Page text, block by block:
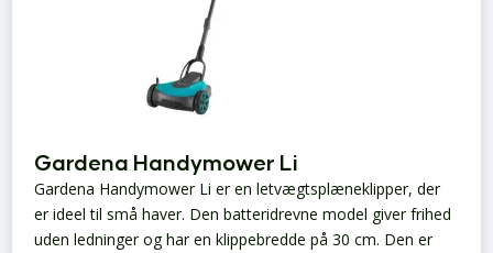
Gardena Handymower Li
Gardena Handymower Li er en letvægtsplæneklipper, der
er ideel til små haver. Den batteridrevne model giver frihed
uden ledninger og har en klippebredde på 30 cm. Den er